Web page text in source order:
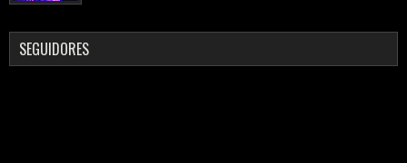
SEGUIDORES